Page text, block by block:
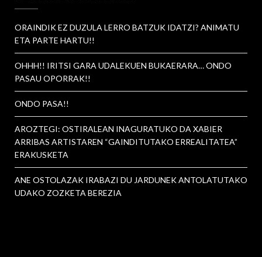
ORAINDIK EZ DUZULA LERRO BATZUK IDATZI? ANIMATU
ETA PARTE HARTU!!
OHHH!! IRITSI GARA UDALEKUEN BUKAERARA… ONDO
PASAU OPORRAK!!
ONDO PASA!!
AROZTEGI: OSTIRALEAN INAGURATUKO DA XABIER
ARRIBAS ARTISTAREN “GAINDITUTAKO ERREALITATEA”
ERAKUSKETA
ANE OSTOLAZAK IRABAZI DU JARDUNEK ANTOLATUTAKO
UDAKO ZOZKETA BEREZIA